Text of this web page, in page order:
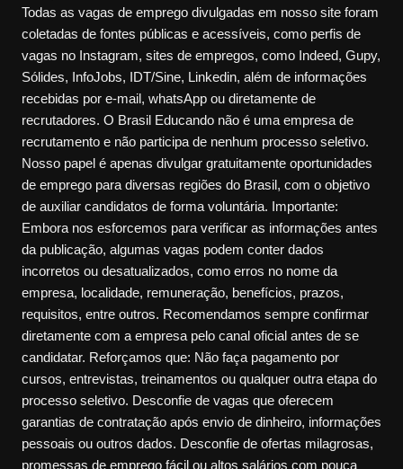
Todas as vagas de emprego divulgadas em nosso site foram
coletadas de fontes públicas e acessíveis, como perfis de
vagas no Instagram, sites de empregos, como Indeed, Gupy,
Sólides, InfoJobs, IDT/Sine, Linkedin, além de informações
recebidas por e-mail, whatsApp ou diretamente de
recrutadores. O Brasil Educando não é uma empresa de
recrutamento e não participa de nenhum processo seletivo.
Nosso papel é apenas divulgar gratuitamente oportunidades
de emprego para diversas regiões do Brasil, com o objetivo
de auxiliar candidatos de forma voluntária. Importante:
Embora nos esforcemos para verificar as informações antes
da publicação, algumas vagas podem conter dados
incorretos ou desatualizados, como erros no nome da
empresa, localidade, remuneração, benefícios, prazos,
requisitos, entre outros. Recomendamos sempre confirmar
diretamente com a empresa pelo canal oficial antes de se
candidatar. Reforçamos que: Não faça pagamento por
cursos, entrevistas, treinamentos ou qualquer outra etapa do
processo seletivo. Desconfie de vagas que oferecem
garantias de contratação após envio de dinheiro, informações
pessoais ou outros dados. Desconfie de ofertas milagrosas,
promessas de emprego fácil ou altos salários com pouca